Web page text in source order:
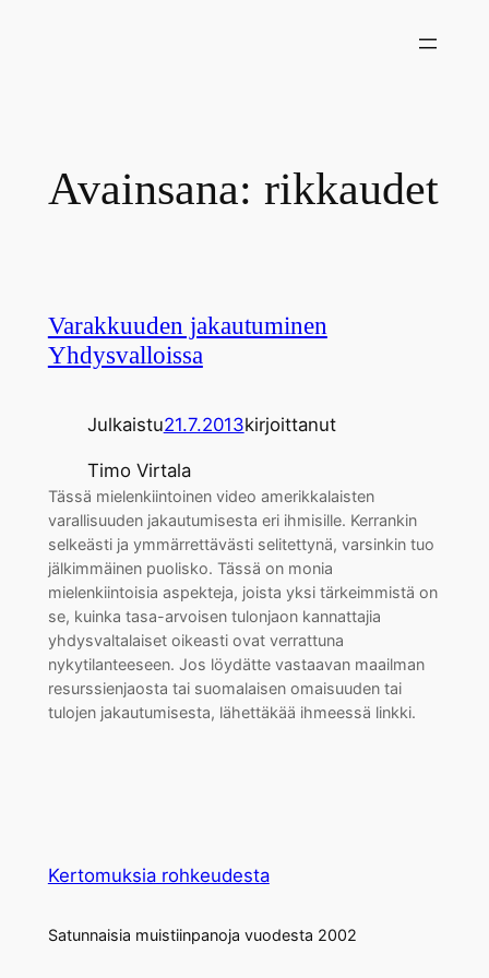
Avainsana: rikkaudet
Varakkuuden jakautuminen
Yhdysvalloissa
Julkaistu21.7.2013kirjoittanut
Timo Virtala
Tässä mielenkiintoinen video amerikkalaisten
varallisuuden jakautumisesta eri ihmisille. Kerrankin
selkeästi ja ymmärrettävästi selitettynä, varsinkin tuo
jälkimmäinen puolisko. Tässä on monia
mielenkiintoisia aspekteja, joista yksi tärkeimmistä on
se, kuinka tasa-arvoisen tulonjaon kannattajia
yhdysvaltalaiset oikeasti ovat verrattuna
nykytilanteeseen. Jos löydätte vastaavan maailman
resurssienjaosta tai suomalaisen omaisuuden tai
tulojen jakautumisesta, lähettäkää ihmeessä linkki.
Kertomuksia rohkeudesta
Satunnaisia muistiinpanoja vuodesta 2002